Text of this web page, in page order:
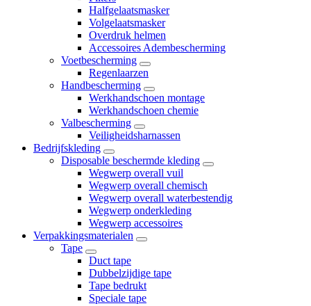
Halfgelaatsmasker
Volgelaatsmasker
Overdruk helmen
Accessoires Adembescherming
Voetbescherming
Regenlaarzen
Handbescherming
Werkhandschoen montage
Werkhandschoen chemie
Valbescherming
Veiligheidsharnassen
Bedrijfskleding
Disposable beschermde kleding
Wegwerp overall vuil
Wegwerp overall chemisch
Wegwerp overall waterbestendig
Wegwerp onderkleding
Wegwerp accessoires
Verpakkingsmaterialen
Tape
Duct tape
Dubbelzijdige tape
Tape bedrukt
Speciale tape